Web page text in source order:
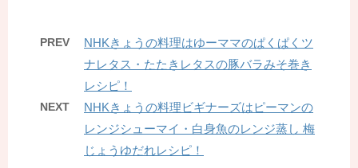
PREV
NHKきょうの料理はゆーママのぱくぱくツ
ナレタス・たたきレタスの豚バラみそ巻き
レシピ！
NEXT
NHKきょうの料理ビギナーズはピーマンの
レンジシューマイ・白身魚のレンジ蒸し 梅
じょうゆだれレシピ！